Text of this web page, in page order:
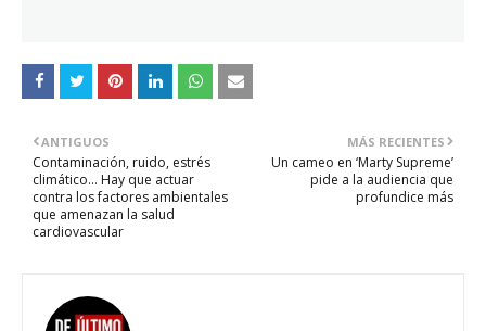
MÁS RECIENTES
Un cameo en ‘Marty Supreme’
pide a la audiencia que
profundice más
ANTIGUOS
Contaminación, ruido, estrés
climático… Hay que actuar
contra los factores ambientales
que amenazan la salud
cardiovascular